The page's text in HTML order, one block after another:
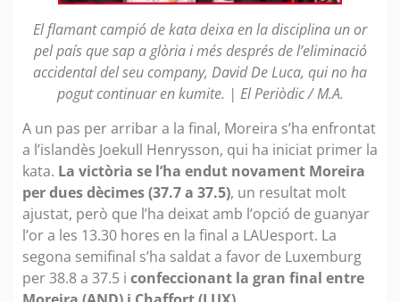
El flamant campió de kata deixa en la disciplina un or
pel país que sap a glòria i més després de l’eliminació
accidental del seu company, David De Luca, qui no ha
pogut continuar en kumite. | El Periòdic / M.A.
A un pas per arribar a la final, Moreira s’ha enfrontat
a l’islandès Joekull Henrysson, qui ha iniciat primer la
kata. La victòria se l’ha endut novament Moreira
per dues dècimes (37.7 a 37.5), un resultat molt
ajustat, però que l’ha deixat amb l’opció de guanyar
l’or a les 13.30 hores en la final a LAUesport. La
segona semifinal s’ha saldat a favor de Luxemburg
per 38.8 a 37.5 i confeccionant la gran final entre